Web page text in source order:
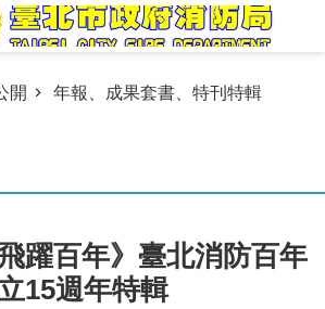
開
年報、成果套書、特刊特輯
躍百年》臺北消防百年
15週年特輯